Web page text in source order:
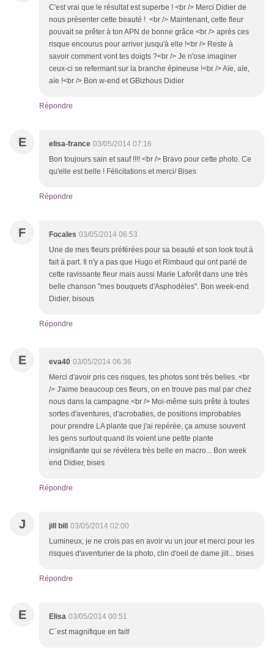
C'est vrai que le résultat est superbe ! <br /> Merci Didier de
nous présenter cette beauté ! <br /> Maintenant, cette fleur
pouvait se prêter à ton APN de bonne grâce <br /> après ces
risque encourus pour arriver jusqu'à elle !<br /> Reste à
savoir comment vont tes doigts ?<br /> Je n'ose imaginer
ceux-ci se refermant sur la branche épineuse !<br /> Aïe, aïe,
aïe !<br /> Bon w-end et GBizhous Didier
Répondre
E elisa-france 03/05/2014 07:16
Bon toujours sain et sauf !!!! <br /> Bravo pour cette photo. Ce
qu'elle est belle ! Félicitations et merci/ Bises
Répondre
F Focales 03/05/2014 06:53
Une de mes fleurs préférées pour sa beauté et son look tout à
fait à part. Il n'y a pas que Hugo et Rimbaud qui ont parlé de
cette ravissante fleur mais aussi Marie Laforêt dans une très
belle chanson "mes bouquets d'Asphodèles". Bon week-end
Didier, bisous
Répondre
E eva40 03/05/2014 06:36
Merci d'avoir pris ces risques, tes photos sont très belles. <br
/> J'aime beaucoup ces fleurs, on en trouve pas mal par chez
nous dans la campagne.<br /> Moi-même suis prête à toutes
sortes d'aventures, d'acrobaties, de positions improbables
pour prendre LA plante que j'ai repérée, ça amuse souvent
les gens surtout quand ils voient une petite plante
insignifiante qui se révélera très belle en macro... Bon week
end Didier, bises
Répondre
J jill bill
03/05/2014 02:00
Lumineux, je ne crois pas en avoir vu un jour et merci pour les
risques d'aventurier de la photo, clin d'oeil de dame jill... bises
Répondre
E Elisa 03/05/2014 00:51
C´est magnifique en fait!